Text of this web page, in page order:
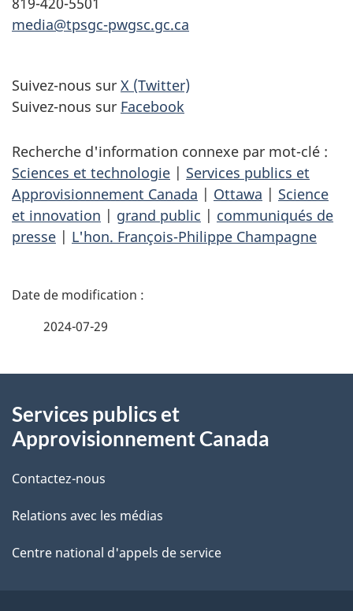
media@tpsgc-pwgsc.gc.ca
Suivez-nous sur X (Twitter)
Suivez-nous sur Facebook
Recherche d'information connexe par mot-clé :
Sciences et technologie | Services publics et
Approvisionnement Canada | Ottawa | Science
et innovation | grand public | communiqués de
presse | L'hon. François-Philippe Champagne
D
i
s
d
e
2024-07-29
propos
de
ce
site
Services publics et
Approvisionnement Canada
Contactez-nous
Relations avec les médias
Centre national d'appels de service